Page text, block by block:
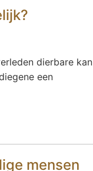
dierbare kan
een
mensen